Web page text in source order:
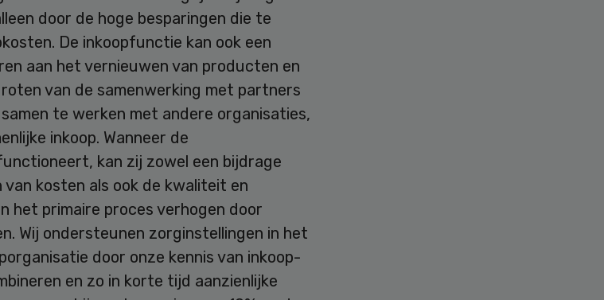
door de hoge besparingen die te
De inkoopfunctie kan ook een
aan het vernieuwen van producten en
van de samenwerking met partners
te werken met andere organisaties,
inkoop. Wanneer de
kan zij zowel een bijdrage
kosten als ook de kwaliteit en
het primaire proces verhogen door
Wij ondersteunen zorginstellingen in het
door onze kennis van inkoop-
en zo in korte tijd aanzienlijke